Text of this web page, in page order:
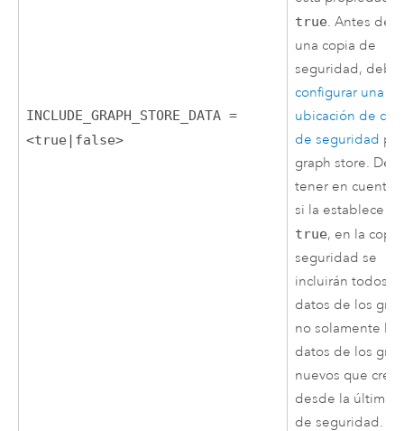
INCLUDE_GRAPH_STORE_DATA =
<true|false>
true. Antes de
una copia de
seguridad, debe
configurar una
ubicación de
de seguridad
graph store.
tener en cuenta
si la establece
true, en la
seguridad se
incluirán todos
datos de los
no solamente los
datos de los
nuevos que creó
desde la última
de seguridad.